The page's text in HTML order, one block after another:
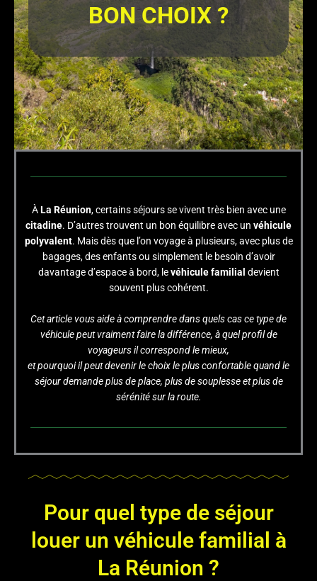
BON CHOIX ?
ÀLa Réunion, certains séjours se vivent très bien avec une
citadine. D’autres trouvent un bon équilibre avec un véhicule
polyvalent. Mais dès que l’on voyage à plusieurs, avec plus de
bagages, des enfants ou simplement le besoin d’avoir
davantage d’espace à bord, levéhicule familial devient
souvent plus cohérent.
Cet article vous aide à comprendre dans quels cas ce type de
véhicule peut vraiment faire la différence, à quel profil de
voyageurs il correspond le mieux,
et pourquoi il peut devenir le choix le plus confortable quand le
séjour demande plus de place, plus de souplesse et plus de
sérénité sur la route.
Pour quel type de séjour
louer un véhicule familial à
La Réunion ?